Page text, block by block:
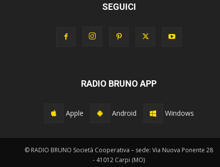
SEGUICI
RADIO BRUNO APP
Apple Android Windows
© RADIO BRUNO Società Cooperativa – sede: Via Nuova Ponente 28
- 41012 Carpi (MO)